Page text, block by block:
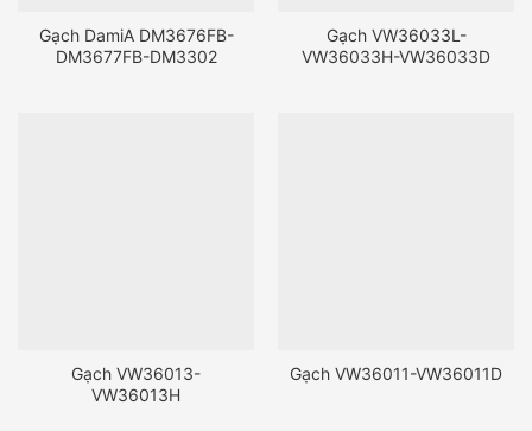
Gạch DamiA DM3676FB-
DM3677FB-DM3302
Gạch VW36033L-
VW36033H-VW36033D
Gạch VW36013-
VW36013H
Gạch VW36011-VW36011D